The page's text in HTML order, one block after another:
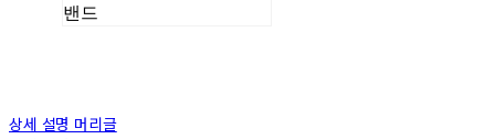
밴드
상세 설명 머리글